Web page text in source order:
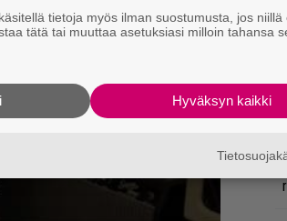
tietoja myös ilman suostumusta, jos niillä
tätä tai muuttaa asetuksiasi milloin tahansa
Hyväksyn kaikki